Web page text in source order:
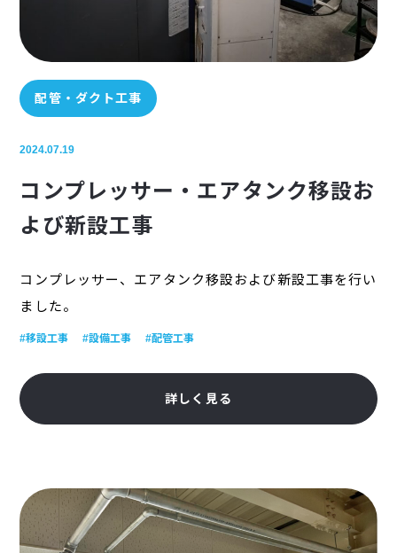
配管・ダクト工事
2024.07.19
コンプレッサー・エアタンク移設お
よび新設工事
コンプレッサー、エアタンク移設および新設工事を行い
ました。
#移設工事 #設備工事 #配管工事
詳しく見る